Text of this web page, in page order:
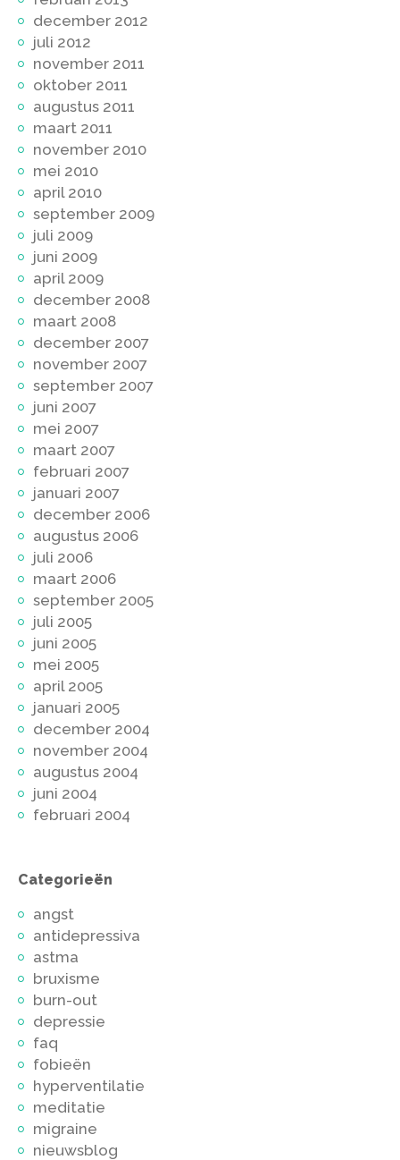
december 2012
juli 2012
november 2011
oktober 2011
augustus 2011
maart 2011
november 2010
mei 2010
april 2010
september 2009
juli 2009
juni 2009
april 2009
december 2008
maart 2008
december 2007
november 2007
september 2007
juni 2007
mei 2007
maart 2007
februari 2007
januari 2007
december 2006
augustus 2006
juli 2006
maart 2006
september 2005
juli 2005
juni 2005
mei 2005
april 2005
januari 2005
december 2004
november 2004
augustus 2004
juni 2004
februari 2004
Categorieën
angst
antidepressiva
astma
bruxisme
burn-out
depressie
faq
fobieën
hyperventilatie
meditatie
migraine
nieuwsblog